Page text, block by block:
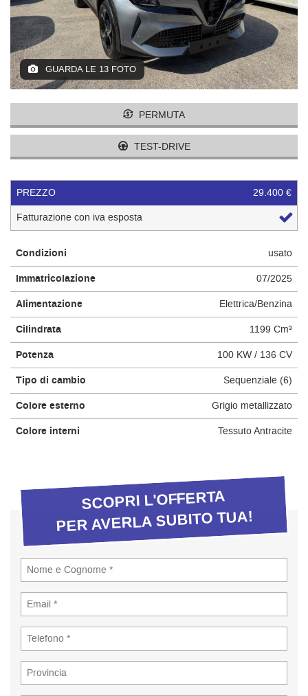
I NOSTRI VALORI
CONTATTI
GUARDA LE 13 FOTO
PERMUTA
TEST-DRIVE
PREZZO
29.400 €
Fatturazione con iva esposta
Condizioni usato
Immatricolazione 07/2025
Alimentazione Elettrica/Benzina
Cilindrata 1199 Cm³
Potenza 100 KW / 136 CV
Tipo di cambio Sequenziale (6)
Colore esterno Grigio metallizzato
Colore interni Tessuto Antracite
SCOPRI L'OFFERTA
PER AVERLA SUBITO TUA!
tracciamento
che
adottiamo
per
offrire
le
funzionalità
e
le
di
descritte.
Per
ottenere
maggiori
sull'utilità
e
sul
funzionamento
di
questi
strumenti
di
tracciamento
si
rimanda
alla
cookie
policy.
modificare
le
tue
scelte
in
momento.
Cookie necessari